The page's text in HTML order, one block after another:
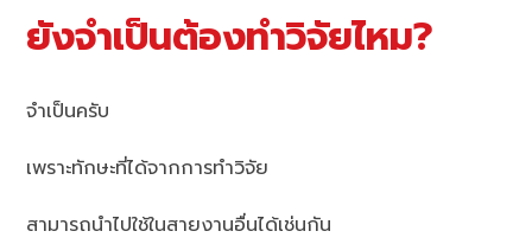
ยังจำเป็นต้องทำวิจัยไหม?
จำเป็นครับ
เพราะทักษะที่ได้จากการทำวิจัย
สามารถนำไปใช้ในสายงานอื่นได้เช่นกัน